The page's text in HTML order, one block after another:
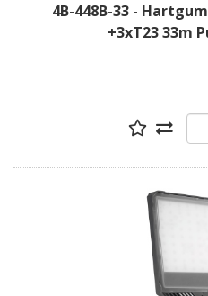
4B-448B-33 -
+3xT23 33m